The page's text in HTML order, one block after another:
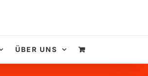
ÜBER UNS